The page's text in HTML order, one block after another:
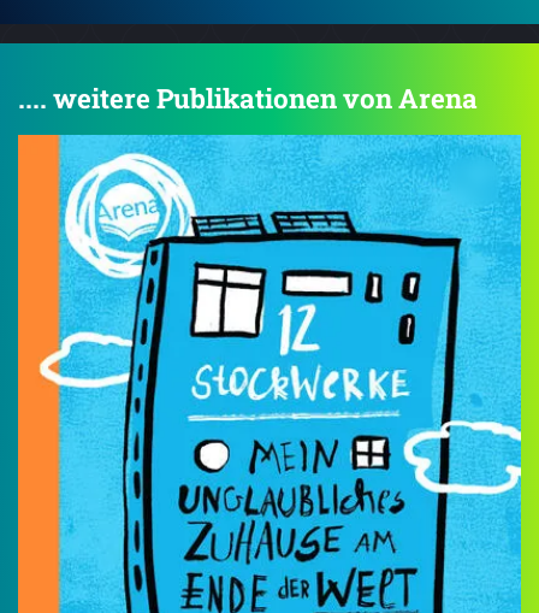
.... weitere Publikationen von Arena